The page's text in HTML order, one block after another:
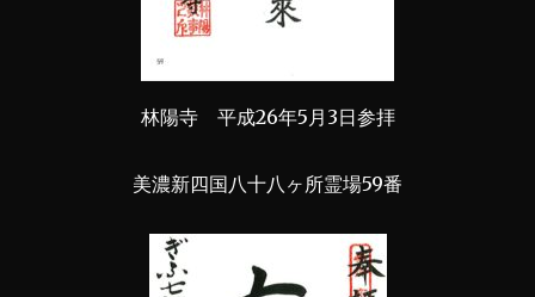
林陽寺 平成26年5月3日参拝
美濃新四国八十八ヶ所霊場59番